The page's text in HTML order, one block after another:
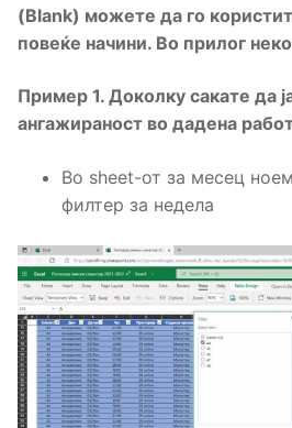
(Blank) можете да го
повеќе начини. Во прилог
Пример 1. Доколку сакате да
ангажираност во дадена
Во sheet-от за месец
филтер за недела